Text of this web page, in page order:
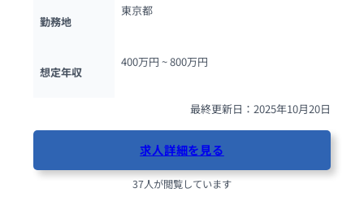
勤務地
東京都
想定年収
400万円 ~ 800万円
最終更新日：2025年10月20日
求人詳細を見る
37人が閲覧しています